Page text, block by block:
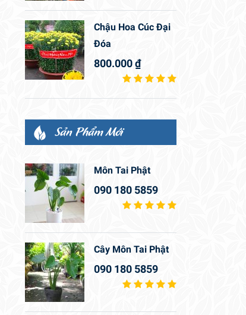
Chậu Hoa Cúc Đại
Đóa
800.000₫
Sản Phẩm Mới
Môn Tai Phật
090 180 5859
Cây Môn Tai Phật
090 180 5859